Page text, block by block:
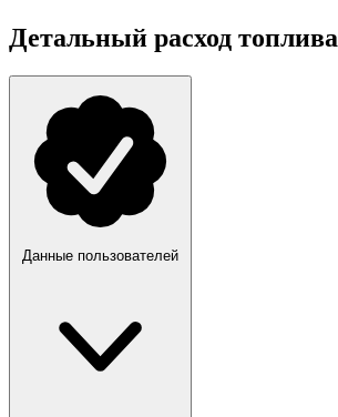
Детальный расход топлива
Данные пользователей